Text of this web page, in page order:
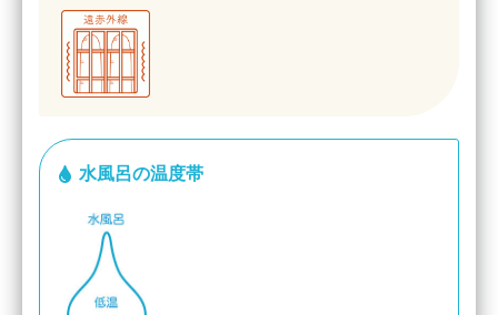
水風呂の温度帯